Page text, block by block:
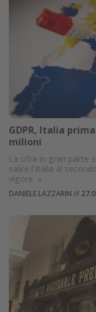
GDPR, Italia
milioni
La cifra in gran parte
salire l'Italia al
vigore »
DANIELE LAZZARIN //